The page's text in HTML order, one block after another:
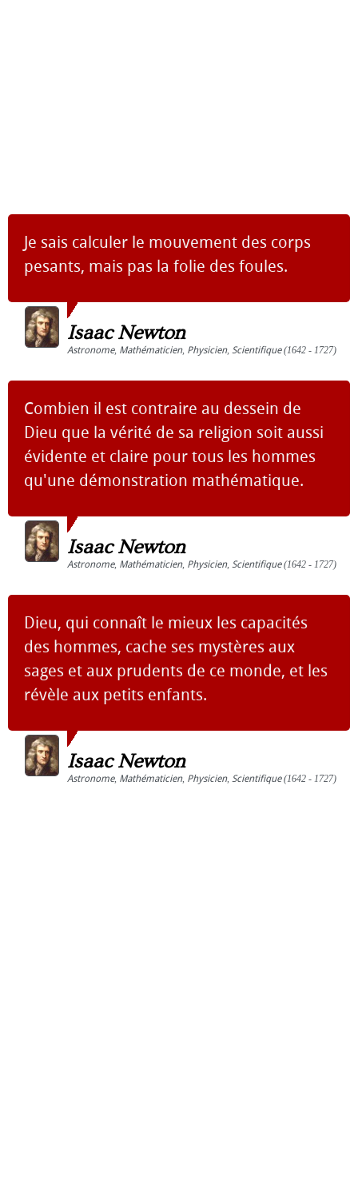
Je sais calculer le mouvement des corps
pesants, mais pas la folie des foules.
Isaac Newton
Astronome, Mathématicien, Physicien, Scientifique(1642 - 1727)
Combien il est contraire au dessein de
Dieu que la vérité de sa religion soit aussi
évidente et claire pour tous les hommes
qu'une démonstration mathématique.
Isaac Newton
Astronome, Mathématicien, Physicien, Scientifique(1642 - 1727)
Dieu, qui connaît le mieux les capacités
des hommes, cache ses mystères aux
sages et aux prudents de ce monde, et les
révèle aux petits enfants.
Isaac Newton
Astronome, Mathématicien, Physicien, Scientifique(1642 - 1727)